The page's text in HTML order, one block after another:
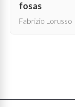
fosas
Fabrizio Lorusso